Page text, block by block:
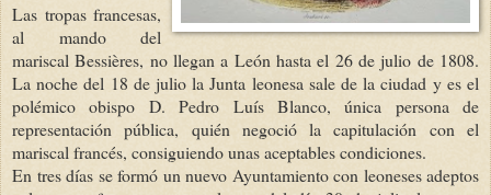
Las tropas francesas,
al mando del
mariscal Bessières, no llegan a León hasta el 26 de julio de 1808.
La noche del 18 de juliola Junta leonesa sale de la ciudad y es el
polémico obispo D. Pedro Luís Blanco, única persona de
representación pública, quién negoció la capitulación con el
mariscal francés, consiguiendo unas aceptables condiciones.
En tres días se formó un nuevo Ayuntamiento con leoneses adeptos